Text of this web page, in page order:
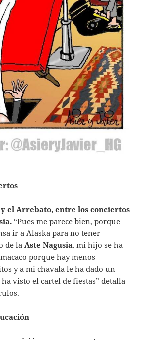
y el Arrebato, entre los conciertos
“Pues me parece bien, porque
ir a Alaska para no tener
de la Aste Nagusia, mi hijo se ha
porque hay menos
y a mi chavala le ha dado un
visto el cartel de fiestas” detalla